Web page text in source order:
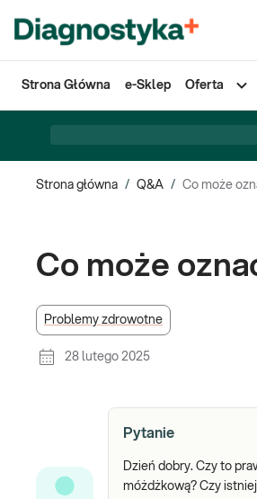
Strona Główna e-Sklep Oferta
Strona główna / Q&A / Co może
Co może
Problemy zdrowotne
28 lutego 2025
Pytanie
Dzień dobry. Czy to
móżdżkową? Czy